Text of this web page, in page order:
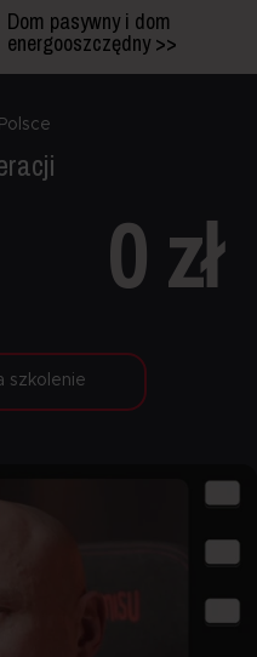
Dom pasywny i dom
energooszczędny >>
0 zł
szkolenie